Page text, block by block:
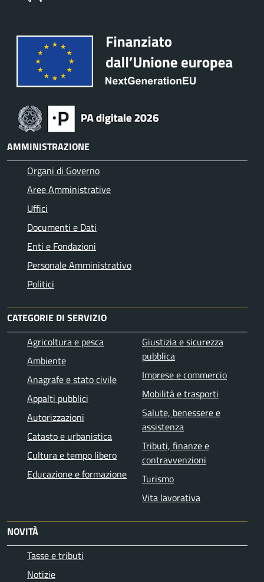
AMMINISTRAZIONE
Organi di Governo
Aree Amministrative
Uffici
Documenti e Dati
Enti e Fondazioni
Personale Amministrativo
Politici
CATEGORIE DI SERVIZIO
Agricoltura e pesca
Ambiente
Anagrafe e stato civile
Appalti pubblici
Autorizzazioni
Catasto e urbanistica
Cultura e tempo libero
Educazione e formazione
Giustizia e sicurezza
pubblica
Imprese e commercio
Mobilità e trasporti
Salute, benessere e
assistenza
Tributi, finanze e
contravvenzioni
Turismo
Vita lavorativa
NOVITÀ
Tasse e tributi
Notizie